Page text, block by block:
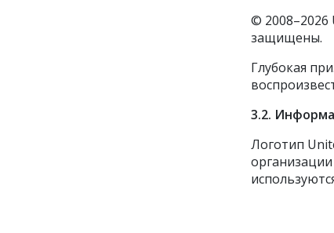
© 2008–2026
защищены.
Глубокая
3.2.
Логотип